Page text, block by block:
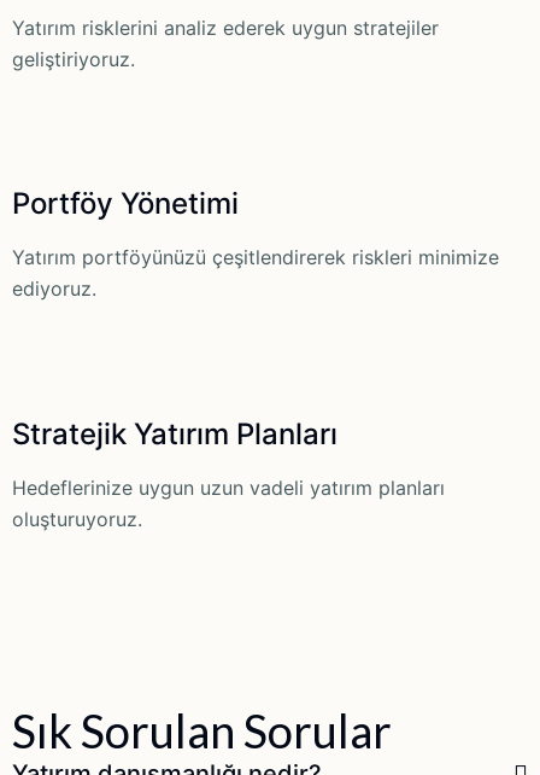
Yatırım risklerini analiz ederek uygun stratejiler
geliştiriyoruz.
Portföy Yönetimi
Yatırım portföyünüzü çeşitlendirerek riskleri minimize
ediyoruz.
Stratejik Yatırım Planları
Hedeflerinize uygun uzun vadeli yatırım planları
oluşturuyoruz.
Sık Sorulan Sorular